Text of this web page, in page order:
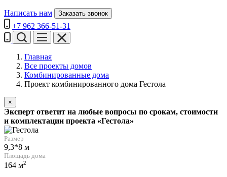
Написать нам Заказать звонок
+7 962 366-51-31
Главная
Все проекты домов
Комбинированные дома
Проект комбинированного дома Гестола
×
Эксперт ответит на любые вопросы по срокам, стоимости
и комплектации проекта «Гестола»
Размер
9,3*8 м
Площадь дома
164 м2